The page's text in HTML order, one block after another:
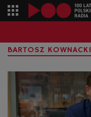
BARTOSZ KOWNACKI